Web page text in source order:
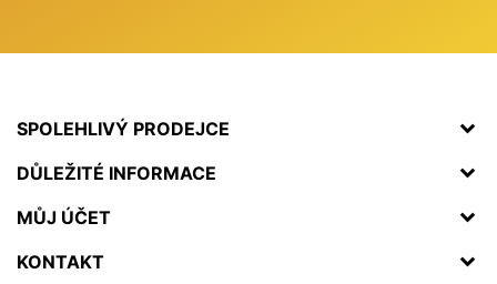
SPOLEHLIVÝ PRODEJCE
DŮLEŽITÉ INFORMACE
MŮJ ÚČET
KONTAKT